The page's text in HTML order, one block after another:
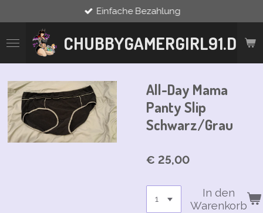
Hauptinhalt
springen
CHUBBYGAMERGIRL91.DE
Einfache Bezahlung
All-Day Mama
Panty Slip
Schwarz/Grau
€ 25,00
In den
Warenkorb